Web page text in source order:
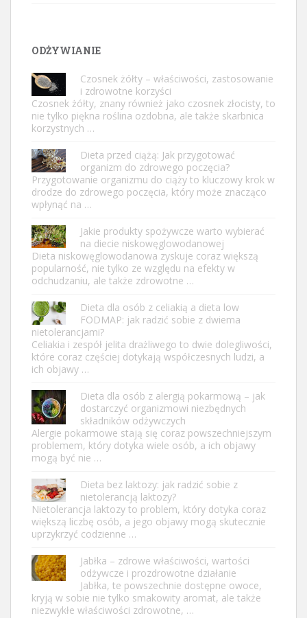
ODŻYWIANIE
Czosnek żółty – właściwości, zastosowanie
i zdrowotne korzyści
Czosnek żółty, znany również jako czosnek złocisty, to
nie tylko piękna roślina ozdobna, ale także skarbnica
korzystnych …
Dieta przed ciążą: Jak przygotować
organizm do zdrowego poczęcia?
Przygotowanie organizmu do ciąży to kluczowy krok w
drodze do zdrowego poczęcia, który może znacząco
wpłynąć na …
Jakie produkty spożywcze warto wybierać
na diecie niskowęglowodanowej
Dieta niskowęglowodanowa zyskuje coraz większą
popularność, nie tylko ze względu na efekty w
odchudzaniu, ale także zdrowotne …
Dieta dla osób z celiakią a dieta low
FODMAP: jak radzić sobie z dwiema
nietolerancjami?
Celiakia i zespół jelita drażliwego to dwie dolegliwości,
które coraz częściej dotykają współczesnych ludzi, a
ich objawy …
Dieta dla osób z alergią pokarmową – jak
dostarczyć organizmowi niezbędnych
składników odżywczych
Alergie pokarmowe stają się coraz powszechniejszym
problemem, który dotyka wiele osób, a ich objawy
mogą być nie …
Dieta bez laktozy: jak radzić sobie z
nietolerancją laktozy?
Nietolerancja laktozy to problem, który dotyka coraz
większą liczbę osób, a jego objawy mogą skutecznie
uprzykrzyć codzienne …
Jabłka – zdrowe właściwości, wartości
odżywcze i prozdrowotne działanie
Jabłka, te powszechnie dostępne owoce,
kryją w sobie nie tylko smakowity aromat, ale także
niezwykłe właściwości zdrowotne, …